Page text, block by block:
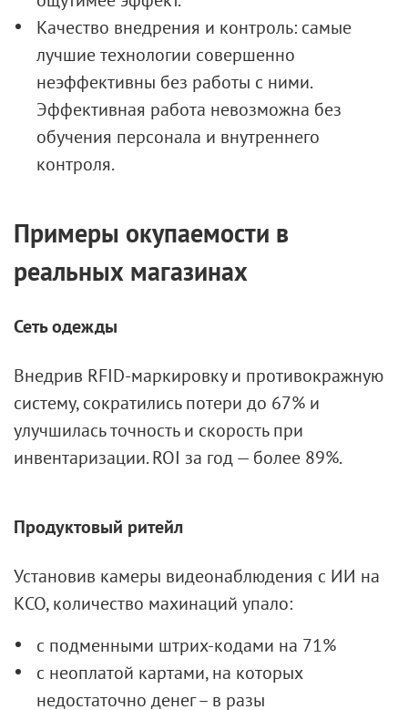
Качество внедрения и контроль: самые
лучшие технологии совершенно
неэффективны без работы с ними.
Эффективная работа невозможна без
обучения персонала и внутреннего
контроля.
Примеры окупаемости в
реальных магазинах
Сеть одежды
Внедрив RFID-маркировку и противокражную
систему, сократились потери до 67% и
улучшилась точность и скорость при
инвентаризации. ROI за год — более 89%.
Продуктовый ритейл
Установив камеры видеонаблюдения с ИИ на
КСО, количество махинаций упало:
с подменными штрих-кодами на 71%
с неоплатой картами, на которых
недостаточно денег – в разы